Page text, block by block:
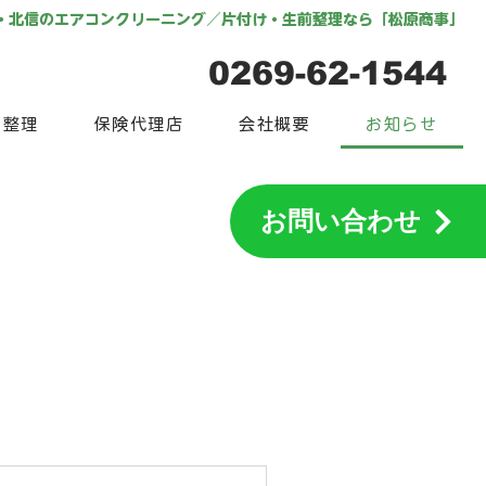
お問い合わせ
北信のエアコンクリーニング／片付け・生前整理なら「松原商事」
0269-62-1544
理 保険代理店 会社概要 お知らせ